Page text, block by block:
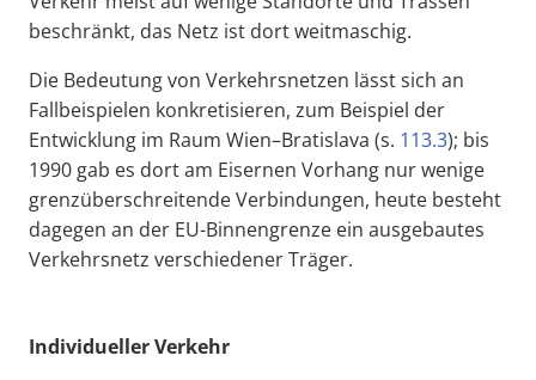
beschränkt, das Netz ist dort weitmaschig.
Die Bedeutung von Verkehrsnetzen lässt sich an
Fallbeispielen konkretisieren, zum Beispiel der
Entwicklung im Raum Wien–Bratislava (s. 113.3); bis
1990 gab es dort am Eisernen Vorhang nur wenige
grenzüberschreitende Verbindungen, heute besteht
dagegen an der EU-Binnengrenze ein ausgebautes
Verkehrsnetz verschiedener Träger.
Individueller Verkehr